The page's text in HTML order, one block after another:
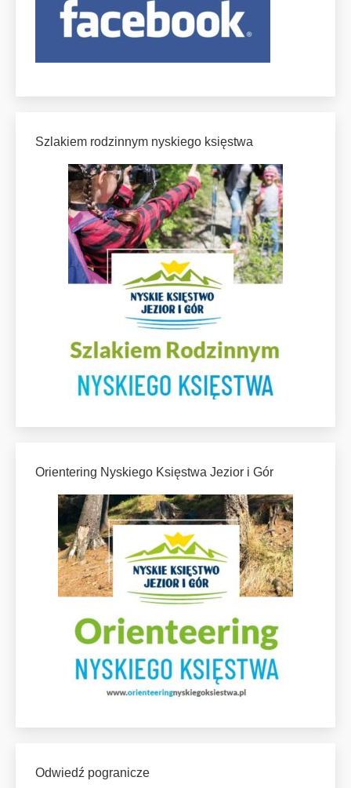
Szlakiem rodzinnym nyskiego księstwa
Orientering Nyskiego Księstwa Jezior i Gór
Odwiedź pogranicze